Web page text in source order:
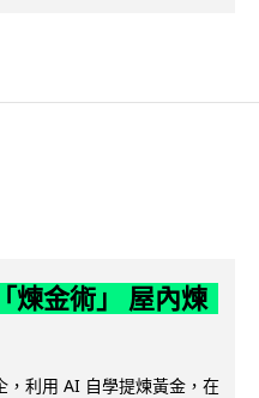
煉金術」 屋內煉
，利用 AI 自學提煉黃金，在